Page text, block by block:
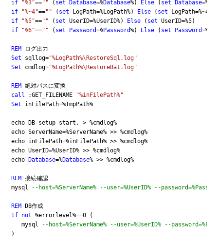
if "%3"=="" ( set Database=%Database%) Else ( set Database=%
if
"%~4"=="" ( set LogPath=%LogPath%) Else ( set LogPath=%~4
if
"%5"=="" ( set UserID=%UserID%) Else ( set UserID=%5
if
"%6"=="" ( set Password=%Password%) Else ( set Password=%
REM
Set sqllog="%LogPath%\RestoreSql.log"
Set cmdlog="%LogPath%\RestoreBat.log"
REM
call :GET_FILENAME
"%inFilePath%"
Set inFilePath=%TmpPath%
echo DB setup start. > %cmdlog%
echo ServerName=%ServerName% >> %cmdlog%
echo inFilePath=%inFilePath% >> %cmdlog%
echo UserID=%UserID% >> %cmdlog%
echo
Database=%Database% >> %cmdlog%
REM 接続確認
mysql
--host=%ServerName% --user=%UserID% --
REM
If not %errorlevel%==0 (
   mysql
--host=%ServerName% --user=%UserID% --
)